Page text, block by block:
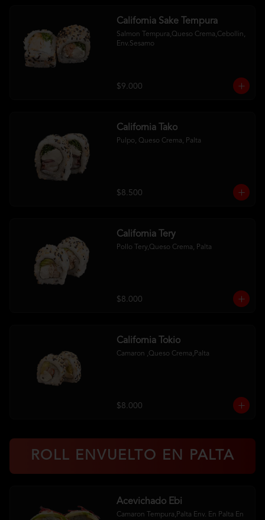
California Sake Tempura
Salmon Tempura,Queso Crema,Cebollin,
Env.Sesamo
$9.000
California Tako
Pulpo, Queso Crema, Palta
$8.500
California Tery
Pollo Tery,Queso Crema, Palta
$8.000
California Tokio
Camaron ,Queso Crema,Palta
$8.000
ROLL ENVUELTO EN PALTA
Acevichado Ebi
Camaron Tempura,Palta Env. En Palta En